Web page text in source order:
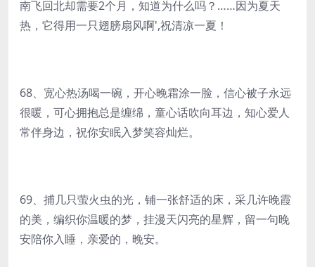
南飞回北却需要2个月，知道为什么吗？……因为夏天
热，它得用一只翅膀扇风啊',祝清凉一夏！
68、宽心热汤喝一碗，开心晚霜涂一脸，信心被子永远
很暖，可心拥抱总是缠绵，童心话吹向耳边，知心爱人
常伴身边，祝你安眠入梦笑容灿烂。
69、捕几只萤火虫的光，铺一张舒适的床，采几许晚霞
的美，编织你温暖的梦，挂漫天闪亮的星辉，留一句晚
安陪你入睡，亲爱的，晚安。